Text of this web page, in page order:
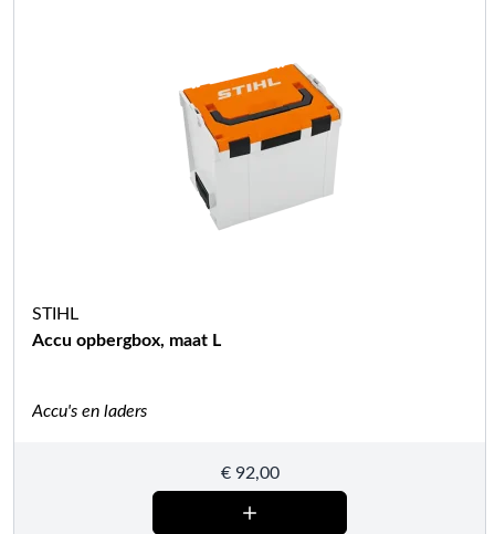
STIHL
Accu opbergbox, maat L
Accu's en laders
€92,00